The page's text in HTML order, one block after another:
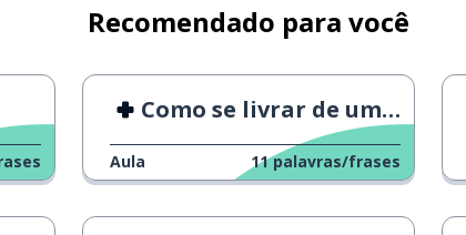
Recomendado para você
Como se livrar de uma ressaca
Aula 11 palavras/frases